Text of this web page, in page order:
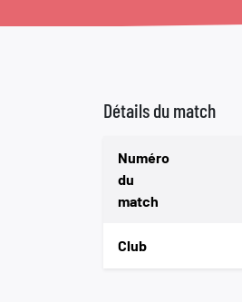
Détails du match
Numéro
du
match
Club